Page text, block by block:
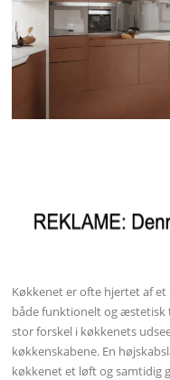
Køkkenet er ofte hjertet af
både funktionelt og æstetisk
stor forskel i køkkenets
køkkenskabene. En
køkkenet et løft og samtidig